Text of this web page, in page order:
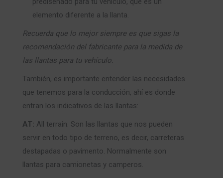
elemento diferente a la llanta.
Recuerda que lo mejor siempre es que sigas la
recomendación del fabricante para la medida de
las llantas para tu vehículo.
También, es importante entender las necesidades
que tenemos para la conducción, ahí es donde
entran los indicativos de las llantas:
AT: All terrain. Son las llantas que nos pueden
servir en todo tipo de terreno, es decir, carreteras
destapadas o pavimento. Normalmente son
llantas para camionetas y camperos.